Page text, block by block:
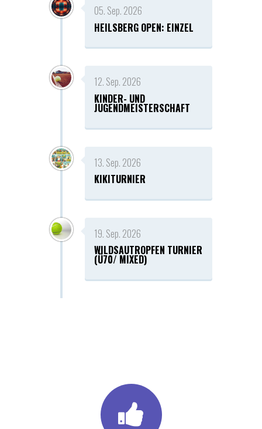
05. Sep. 2026
HEILSBERG OPEN: EINZEL
12. Sep. 2026
KINDER- UND
JUGENDMEISTERSCHAFT
13. Sep. 2026
KIKITURNIER
19. Sep. 2026
WILDSAUTROPFEN TURNIER
(Ü70/ MIXED)